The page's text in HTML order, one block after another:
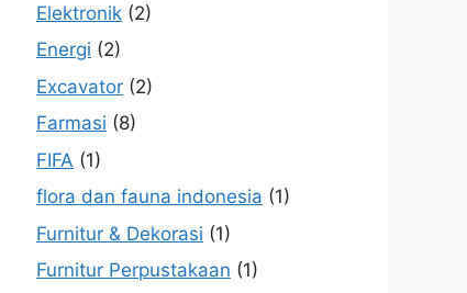
Elektronik (2)
Energi (2)
Excavator (2)
Farmasi (8)
FIFA (1)
flora dan fauna indonesia (1)
Furnitur & Dekorasi (1)
Furnitur Perpustakaan (1)